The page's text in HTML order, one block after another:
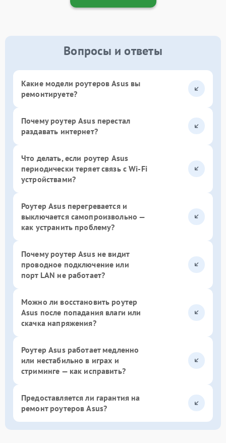
Вопросы и ответы
Какие модели роутеров Asus вы
ремонтируете?
Почему роутер Asus перестал
раздавать интернет?
Что делать, если роутер Asus
периодически теряет связь с Wi-Fi
устройствами?
Роутер Asus перегревается и
выключается самопроизвольно —
как устранить проблему?
Почему роутер Asus не видит
проводное подключение или
порт LAN не работает?
Можно ли восстановить роутер
Asus после попадания влаги или
скачка напряжения?
Роутер Asus работает медленно
или нестабильно в играх и
стриминге — как исправить?
Предоставляется ли гарантия на
ремонт роутеров Asus?